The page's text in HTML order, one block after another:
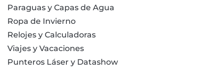
Paraguas y Capas de Agua
Ropa de Invierno
Relojes y Calculadoras
Viajes y Vacaciones
Punteros Láser y Datashow